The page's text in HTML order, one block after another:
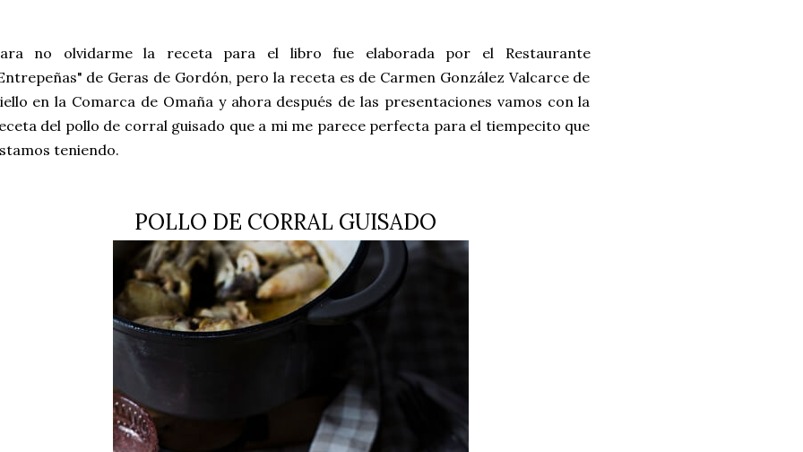
no olvidarme la receta para el libro fue elaborada por el Restaurante
de Geras de Gordón, pero la receta es de Carmen González Valcarce de
en la Comarca de Omaña y ahora después de las presentaciones vamos con la
del pollo de corral guisado que a mi me parece perfecta para el tiempecito que
teniendo.
POLLO DE CORRAL GUISADO